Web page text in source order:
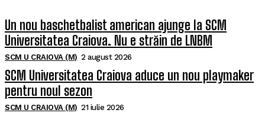
Un nou baschetbalist american ajunge la SCM
Universitatea Craiova. Nu e străin de LNBM
SCM U CRAIOVA (M) 2 august 2026
SCM Universitatea Craiova aduce un nou playmaker
pentru noul sezon
SCM U CRAIOVA (M) 21 iulie 2026